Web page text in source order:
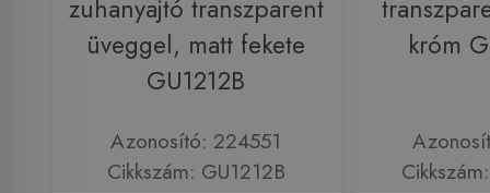
zuhanyajtó transzparent
üveggel, matt fekete
GU1212B
Azonosító: 224551
Cikkszám: GU1212B
króm